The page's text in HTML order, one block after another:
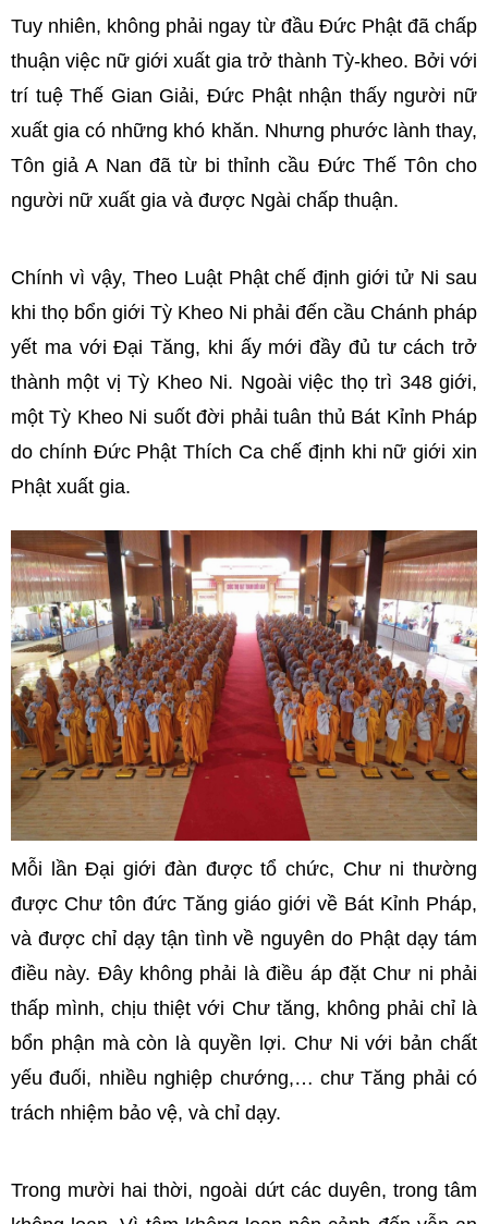
Tuy nhiên, không phải ngay từ đầu Đức Phật đã chấp
thuận việc nữ giới xuất gia trở thành Tỳ-kheo. Bởi với
trí tuệ Thế Gian Giải, Đức Phật nhận thấy người nữ
xuất gia có những khó khăn. Nhưng phước lành thay,
Tôn giả A Nan đã từ bi thỉnh cầu Đức Thế Tôn cho
người nữ xuất gia và được Ngài chấp thuận.
Chính vì vậy, Theo Luật Phật chế định giới tử Ni sau
khi thọ bổn giới Tỳ Kheo Ni phải đến cầu Chánh pháp
yết ma với Đại Tăng, khi ấy mới đầy đủ tư cách trở
thành một vị Tỳ Kheo Ni. Ngoài việc thọ trì 348 giới,
một Tỳ Kheo Ni suốt đời phải tuân thủ Bát Kỉnh Pháp
do chính Đức Phật Thích Ca chế định khi nữ giới xin
Phật xuất gia.
Mỗi lần Đại giới đàn được tổ chức, Chư ni thường
được Chư tôn đức Tăng giáo giới về Bát Kỉnh Pháp,
và được chỉ dạy tận tình về nguyên do Phật dạy tám
điều này. Đây không phải là điều áp đặt Chư ni phải
thấp mình, chịu thiệt với Chư tăng, không phải chỉ là
bổn phận mà còn là quyền lợi. Chư Ni với bản chất
yếu đuối, nhiều nghiệp chướng,… chư Tăng phải có
trách nhiệm bảo vệ, và chỉ dạy.
Trong mười hai thời, ngoài dứt các duyên, trong tâm